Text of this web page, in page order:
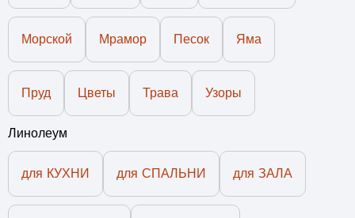
Морской Мрамор Песок Яма
Пруд Цветы Трава Узоры
Линолеум
для КУХНИ для СПАЛЬНИ для ЗАЛА